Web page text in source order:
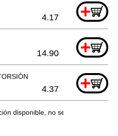
+
4.17
+
14.90
+
4.37
disponible, no se puede pedir